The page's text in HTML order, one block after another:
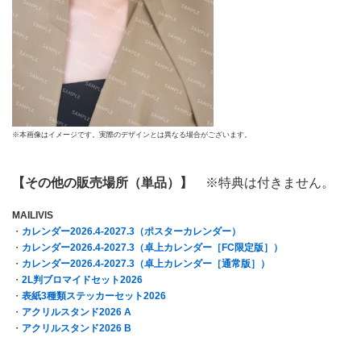
※本画像はイメージです。実際のデザインとは異なる場合がございます。
【その他の販売場所（単品）】 ※特典は付きません。
MAILIVIS
・ カレンダー2026.4-2027.3（ポスターカレンダー）
・ カレンダー2026.4-2027.3（卓上カレンダー［FC限定版］）
・ カレンダー2026.4-2027.3（卓上カレンダー［通常版］）
・ 2L判ブロマイドセット2026
・ 表紙3種類ステッカーセット2026
・ アクリルスタンド2026 A
・ アクリルスタンド2026 B